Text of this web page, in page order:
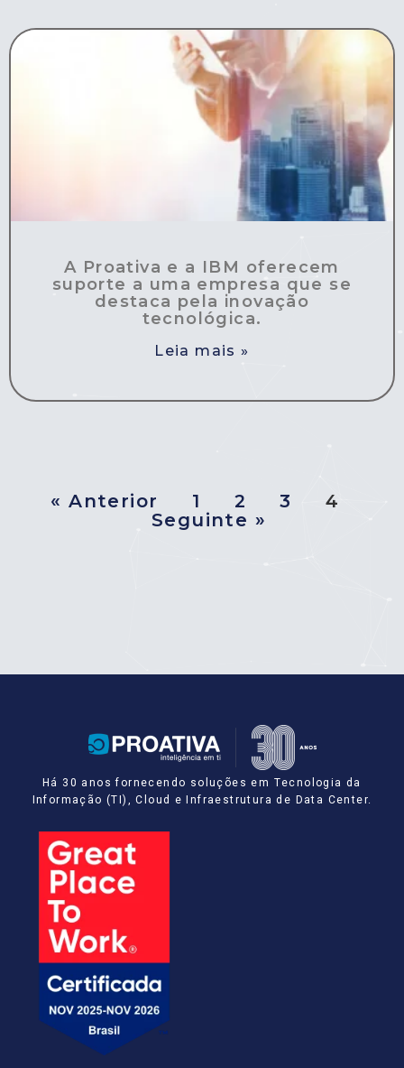
A Proativa e a IBM oferecem
suporte a uma empresa que se
destaca pela inovação
tecnológica.
Leia mais »
« Anterior 1 2 3
4
Seguinte »
Há 30 anos fornecendo soluções em Tecnologia da
Informação (TI), Cloud e Infraestrutura de Data Center.